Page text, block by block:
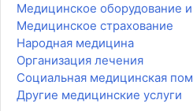
Медицинское оборудование
Медицинское страхование
Народная медицина
Организация лечения
Социальная медицинская
Другие медицинские услуги